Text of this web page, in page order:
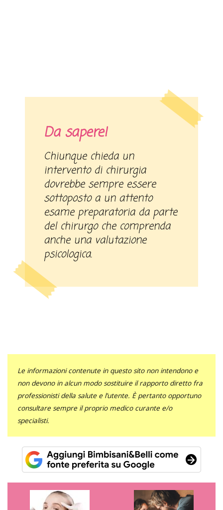
Da sapere!
Chiunque chieda un
intervento di chirurgia
dovrebbe sempre essere
sottoposto a un attento
esame preparatoria da parte
del chirurgo che comprenda
anche una valutazione
psicologica.
Le informazioni contenute in questo sito non intendono e
non devono in alcun modo sostituire il rapporto diretto fra
professionisti della salute e l’utente. È pertanto opportuno
consultare sempre il proprio medico curante e/o
specialisti.